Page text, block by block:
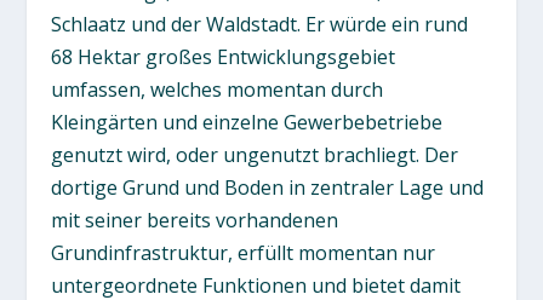
Schlaatz und der Waldstadt. Er würde ein rund
68 Hektar großes Entwicklungsgebiet
umfassen, welches momentan durch
Kleingärten und einzelne Gewerbebetriebe
genutzt wird, oder ungenutzt brachliegt. Der
dortige Grund und Boden in zentraler Lage und
mit seiner bereits vorhandenen
Grundinfrastruktur, erfüllt momentan nur
untergeordnete Funktionen und bietet damit